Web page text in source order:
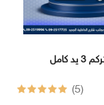
انتركم 3 يد كامل F06203
(5)